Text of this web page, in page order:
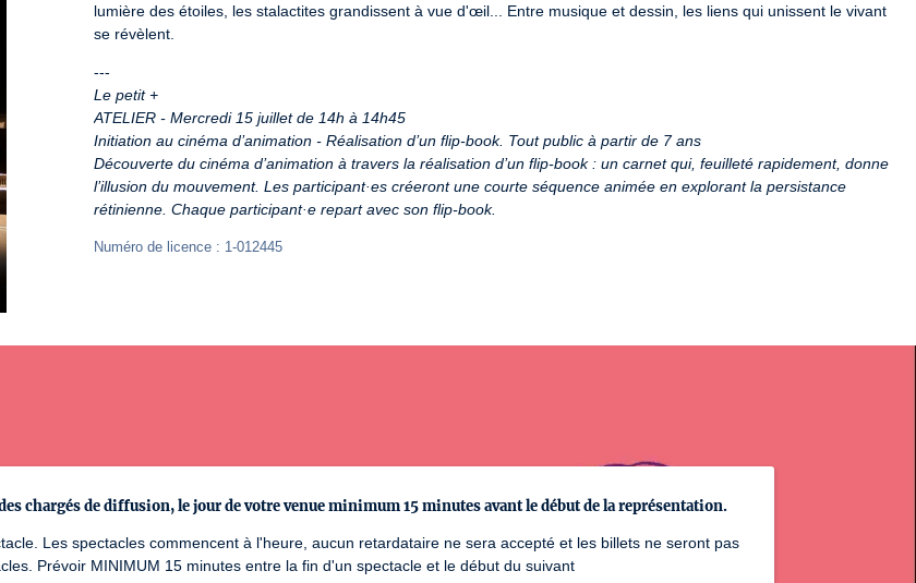
lumière des étoiles, les stalactites grandissent à vue d'œil... Entre musique et dessin, les liens qui unissent le vivant
se révèlent.
Le petit +
ATELIER - Mercredi 15 juillet de 14h à 14h45
Initiation au cinéma d’animation - Réalisation d’un flip-book. Tout public à partir de 7 ans
Découverte du cinéma d’animation à travers la réalisation d’un flip-book : un carnet qui, feuilleté rapidement, donne
l’illusion du mouvement. Les participant·es créeront une courte séquence animée en explorant la persistance
rétinienne. Chaque participant·e repart avec son flip-book.
Numéro de licence : 1-012445
chargés de diffusion, le jour de votre venue minimum 15 minutes avant le début de la représentation.
Les spectacles commencent à l'heure, aucun retardataire ne sera accepté et les billets ne seront pas
Prévoir MINIMUM 15 minutes entre la fin d'un spectacle et le début du suivant